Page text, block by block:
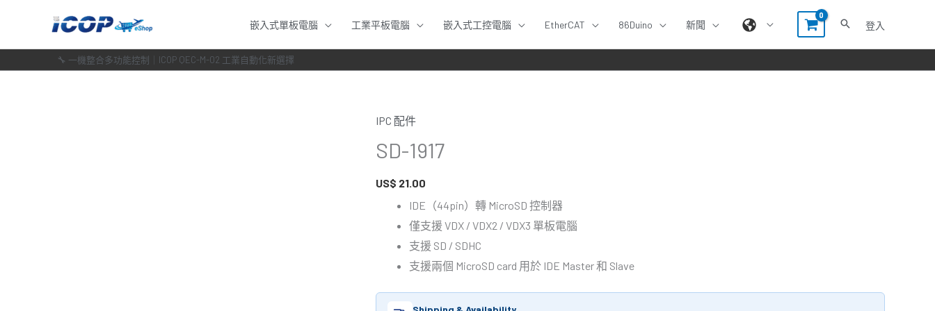
主
要
嵌入式單板電腦 工業平板電腦 嵌入式工控電腦 EtherCAT 86Duino 新聞 登入
🔧 一機整合多功能控制｜ICOP QEC-M-02 工業自動化新選擇
IPC 配件
SD-1917
US$ 21.00
IDE（44pin）轉 MicroSD 控制器
僅支援 VDX / VDX2 / VDX3 單板電腦
支援 SD / SDHC
支援兩個 MicroSD card 用於 IDE Master 和 Slave
SD-
1917
量